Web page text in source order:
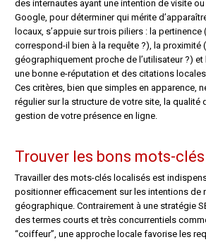
des internautes ayant une intention de visite
Google, pour déterminer qui mérite
locaux, s’appuie sur trois piliers : la pertinence
correspond-il bien à la requête ?), la proximité
géographiquement proche de l’utilisateur ?)
une bonne e-réputation et des citations
Ces critères, bien que simples en apparence,
régulier sur la structure de votre site, la qualité
gestion de votre présence en ligne.
Trouver les bons mots-
Travailler des mots-clés localisés est
positionner efficacement sur les intentions de
géographique. Contrairement à une stratégie
des termes courts et très concurrentiels
“coiffeur”, une approche locale favorise les